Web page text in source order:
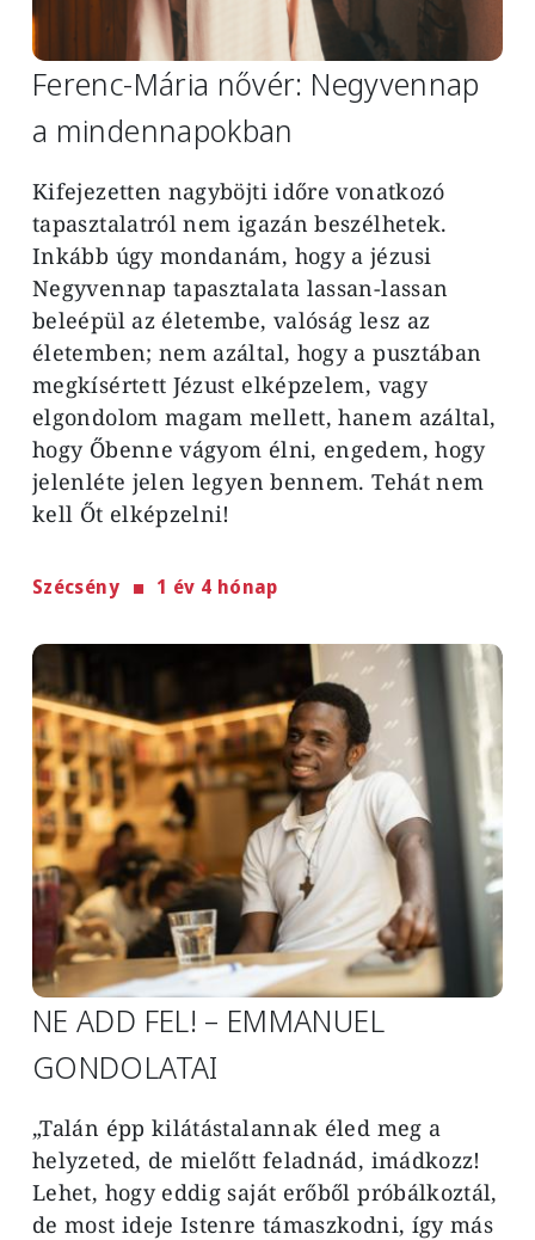
Ferenc-Mária nővér: Negyvennap
a mindennapokban
Kifejezetten nagyböjti időre vonatkozó
tapasztalatról nem igazán beszélhetek.
Inkább úgy mondanám, hogy a jézusi
Negyvennap tapasztalata lassan-lassan
beleépül az életembe, valóság lesz az
életemben; nem azáltal, hogy a pusztában
megkísértett Jézust elképzelem, vagy
elgondolom magam mellett, hanem azáltal,
hogy Őbenne vágyom élni, engedem, hogy
jelenléte jelen legyen bennem. Tehát nem
kell Őt elképzelni!
Szécsény 1 év 4 hónap
Image
NE ADD FEL! – EMMANUEL
GONDOLATAI
„Talán épp kilátástalannak éled meg a
helyzeted, de mielőtt feladnád, imádkozz!
Lehet, hogy eddig saját erőből próbálkoztál,
de most ideje Istenre támaszkodni, így más